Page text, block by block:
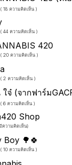
18 ความคิดเห็น )
44 ความคิดเห็น )
420
20 ความคิดเห็น )
2 ความคิดเห็น )
จ๋ (จากฟาร์ม
6 ความคิดเห็น )
Shop
ความคิดเห็น)
Boy 🌳🍀
10 ความคิดเห็น )